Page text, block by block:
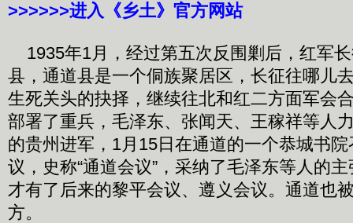
>>>>>>进入《乡土》官方网站
1935年1月，经过第五次反围剿后，红军
县，通道县是一个侗族聚居区，长征往哪儿
生死关头的抉择，继续往北和红二方面军会
部署了重兵，毛泽东、张闻天、王稼祥等人
的贵州进军，1月15日在通道的一个恭城书
议，史称“通道会议”，采纳了毛泽东等人的
才有了后来的黎平会议、遵义会议。通道也
方。